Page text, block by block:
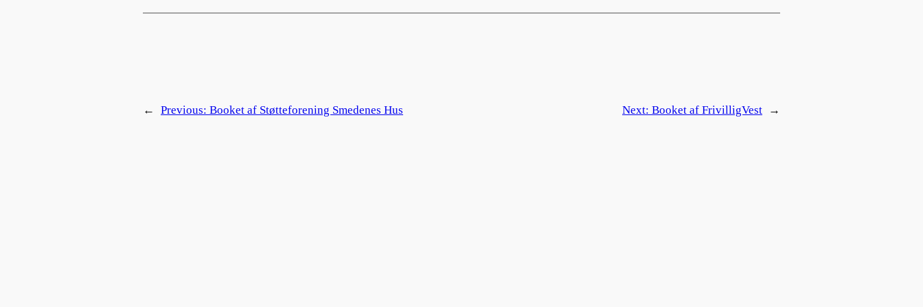
← Previous: Booket af Støtteforening Smedenes Hus Next: Booket af FrivilligVest →